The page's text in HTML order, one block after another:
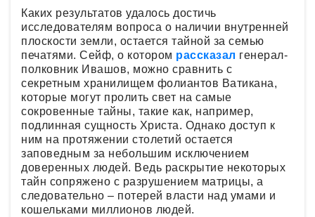
Каких результатов удалось достичь
исследователям вопроса о наличии внутренней
плоскости земли, остается тайной за семью
печатями. Сейф, о котором рассказал генерал-
полковник Ивашов, можно сравнить с
секретным хранилищем фолиантов Ватикана,
которые могут пролить свет на самые
сокровенные тайны, такие как, например,
подлинная сущность Христа. Однако доступ к
ним на протяжении столетий остается
заповедным за небольшим исключением
доверенных людей. Ведь раскрытие некоторых
тайн сопряжено с разрушением матрицы, а
следовательно – потерей власти над умами и
кошельками миллионов людей.